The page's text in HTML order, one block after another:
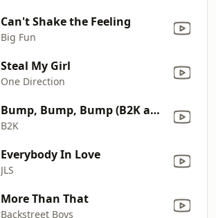
Can't Shake the Feeling
Big Fun
Steal My Girl
One Direction
Bump, Bump, Bump (B2K and P. Diddy)
B2K
Everybody In Love
JLS
More Than That
Backstreet Boys